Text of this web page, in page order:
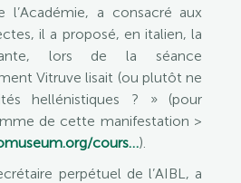
l’Académie, a consacré aux
il a proposé, en italien, la
lors de la séance
Vitruve lisait (ou plutôt ne
hellénistiques ? » (pour
de cette manifestation >
cours…).
perpétuel de l’AIBL, a